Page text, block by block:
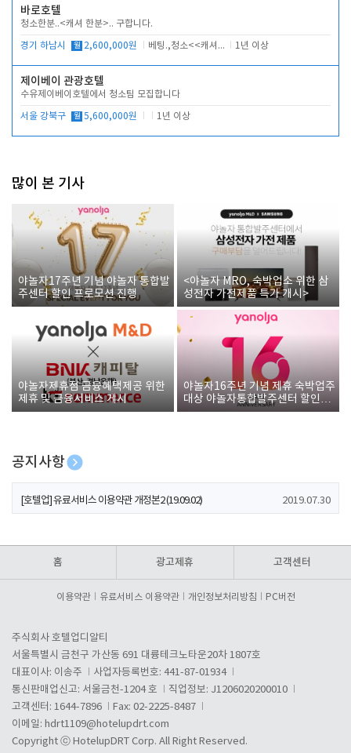
바로호텔
청소한분..<캐셔 한분>.. 구합니다.
경기 하남시 월 2,600,000원 베팅.,청소<<캐셔 모셔봅니다. 1년 이상
제이베이 관광호텔
수유제이베이호텔에서 청소팀 모집합니다
서울 강북구 월 5,600,000원 1년 이상
많이 본 기사
야놀자17주년 기념 야놀자 통합발
주센터 할인 프로모션 진행
<야놀자 MRO, 숙박업소 위한 삼
성전자 가전제품 특가 개시>
야놀자제휴점 금융혜택제공 위한
제휴 및 금융서비스 게시
야놀자16주년 기념 제휴 숙박업주
대상 야놀자통합발주센터 할인쿠
폰 증정
공지사항
[호텔업] 개인정보 처리방침 개정본1 (19.09.02)
[호텔업] 유료서비스 이용약관 개정본2 (19.09.02) 2019.07.30
홈 광고제휴 고객센터
이용약관 유료서비스 이용약관 개인정보처리방침 PC버전
주식회사 호텔업디알티
서울특별시 금천구 가산동 691 대륭테크노타운20차 1807호
대표이사: 이송주
사업자등록번호: 441-87-01934
통신판매업신고: 서울금천-1204 호
직업정보: J1206020200010
고객센터: 1644-7896
Fax: 02-2225-8487
이메일: hdrt1109@hotelupdrt.com
Copyright ⓒ HotelupDRT Corp. All Right Reserved.